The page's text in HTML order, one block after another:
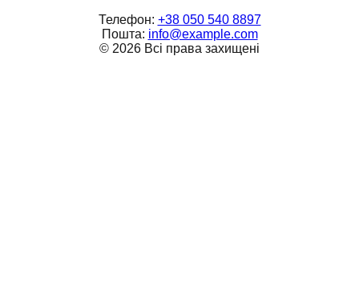
Телефон: +38 050 540 8897
Пошта: info@example.com
© 2026 Всі права захищені